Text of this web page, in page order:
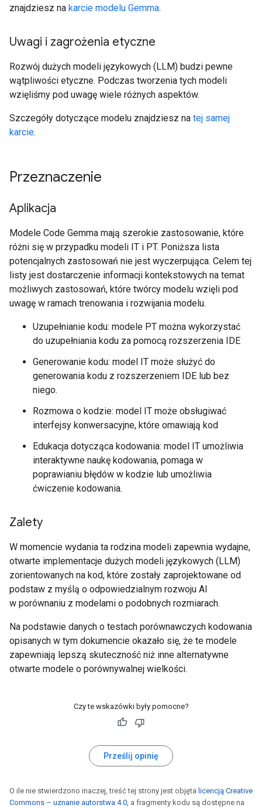
znajdziesz na karcie modelu Gemma.
Uwagi i zagrożenia etyczne
Rozwój dużych modeli językowych (LLM) budzi pewne
wątpliwości etyczne. Podczas tworzenia tych modeli
wzięliśmy pod uwagę wiele różnych aspektów.
Szczegóły dotyczące modelu znajdziesz na tej samej
karcie.
Przeznaczenie
Aplikacja
Modele Code Gemma mają szerokie zastosowanie, które
różni się w przypadku modeli IT i PT. Poniższa lista
potencjalnych zastosowań nie jest wyczerpująca. Celem tej
listy jest dostarczenie informacji kontekstowych na temat
możliwych zastosowań, które twórcy modelu wzięli pod
uwagę w ramach trenowania i rozwijania modelu.
Uzupełnianie kodu: modele PT można wykorzystać
do uzupełniania kodu za pomocą rozszerzenia IDE
Generowanie kodu: model IT może służyć do
generowania kodu z rozszerzeniem IDE lub bez
niego.
Rozmowa o kodzie: model IT może obsługiwać
interfejsy konwersacyjne, które omawiają kod
Edukacja dotycząca kodowania: model IT umożliwia
interaktywne naukę kodowania, pomaga w
poprawianiu błędów w kodzie lub umożliwia
ćwiczenie kodowania.
Zalety
W momencie wydania ta rodzina modeli zapewnia wydajne,
otwarte implementacje dużych modeli językowych (LLM)
zorientowanych na kod, które zostały zaprojektowane od
podstaw z myślą o odpowiedzialnym rozwoju AI
w porównaniu z modelami o podobnych rozmiarach.
Na podstawie danych o testach porównawczych kodowania
opisanych w tym dokumencie okazało się, że te modele
zapewniają lepszą skuteczność niż inne alternatywne
otwarte modele o porównywalnej wielkości.
Czy te wskazówki były pomocne?
Prześlij opinię
O ile nie stwierdzono inaczej, treść tej strony jest objęta licencją Creative
Commons – uznanie autorstwa 4.0 , a fragmenty kodu są dostępne na